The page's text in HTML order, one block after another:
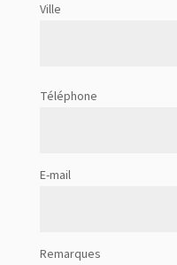
Ville
Téléphone
E-mail
Remarques